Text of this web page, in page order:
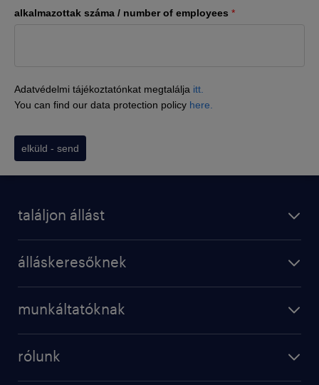
alkalmazottak száma / number of employees *
Adatvédelmi tájékoztatónkat megtalálja itt.
You can find our data protection policy here.
elküld - send
találjon állást
álláskeresőknek
munkáltatóknak
rólunk